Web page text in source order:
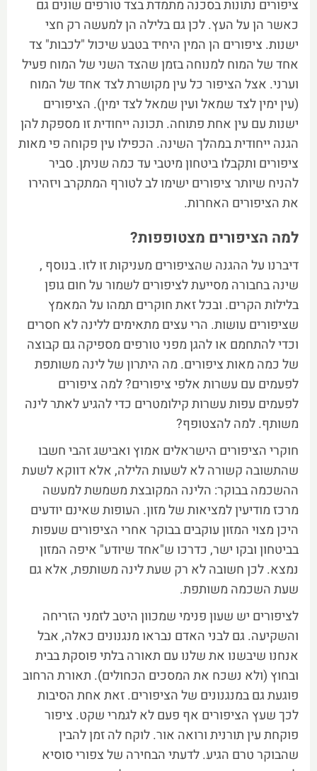
ציפורים נתונות בסכנה מתמדת בצד טורפים שונים גם
כאשר הן על העץ. לכן גם בלילה הן למעשה רק חצי
ישנות. ציפורים הן המין היחיד בטבע שיכול "לכבות" צד
אחד של המוח למנוחה בזמן שהצד השני של המוח פעיל
וערני. אצל הציפור כל עין מקושרת לצד אחד של המוח
(עין ימין לצד שמאל ועין שמאל לצד ימין). הציפורים
ישנות עם עין אחת פתוחה. תכונה ייחודית זו מספקת להן
הגנה ייחודית במהלך השינה. הכפילו עין פקוחה פי מאות
ציפורים ותקבלו ביטחון מיטבי עד כמה שניתן. סביר
להניח שיותר ציפורים ישימו לב לטורף המתקרב ויזהירו
את הציפורים האחרות.
למה הציפורים מצטופפות?
דיברנו על ההגנה שהציפורים מעניקות זו לזו. בנוסף ,
שינה בחבורה מסייעת לציפורים לשמור על חום גופן
בלילות הקרים. ובכל זאת חוקרים תמהו על המאמץ
שציפורים עושות. הרי עצים מתאימים ללינה לא חסרים
וכדי להתחמם או להגן מפני טורפים מספיקה גם קבוצה
של כמה מאות ציפורים. מה היתרון של לינה משותפת
לפעמים עם עשרות אלפי ציפורים? למה ציפורים
לפעמים עפות עשרות קילומטרים כדי להגיע לאתר לינה
משותף. למה להצטופף?
חוקרי הציפורים הישראלים אמוץ ואבישג זהבי חשבו
שהתשובה קשורה לא לשעות הלילה, אלא דווקא לשעת
ההשכמה בבוקר: הלינה המקובצת משמשת למעשה
מרכז מודיעין למציאות של מזון. העופות שאינם יודעים
היכן מצוי המזון עוקבים בבוקר אחרי הציפורים שעפות
בביטחון ובקו ישר, כדרכו ש"אחד שיודע" איפה המזון
נמצא. לכן חשובה לא רק שעת לינה משותפת, אלא גם
שעת השכמה משותפת.
לציפורים יש שעון פנימי שמכוון היטב לזמני הזריחה
והשקיעה. גם לבני האדם נבראו מנגנונים כאלה, אבל
אנחנו שיבשנו את שלנו עם תאורה בלתי פוסקת בבית
ובחוץ (ולא נשכח את המסכים הכחולים). תאורת הרחוב
פוגעת גם במנגנונים של הציפורים. זאת אחת הסיבות
לכך שעץ הציפורים אף פעם לא לגמרי שקט. ציפור
פוקחת עין תורנית ורואה אור. לוקח לה זמן להבין
שהבוקר טרם הגיע. לדעתי הבחירה של צפורי סוסיא